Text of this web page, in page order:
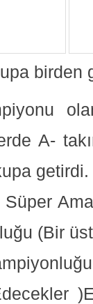
birden
A-
getirdi.
(Bir